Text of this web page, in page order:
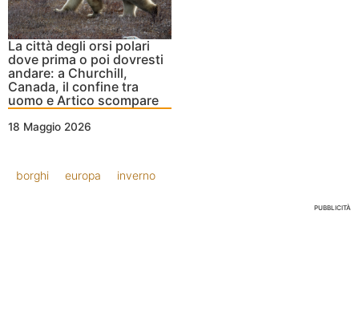
La città degli orsi polari
dove prima o poi dovresti
andare: a Churchill,
Canada, il confine tra
uomo e Artico scompare
18 Maggio 2026
borghi europa inverno
PUBBLICITÀ